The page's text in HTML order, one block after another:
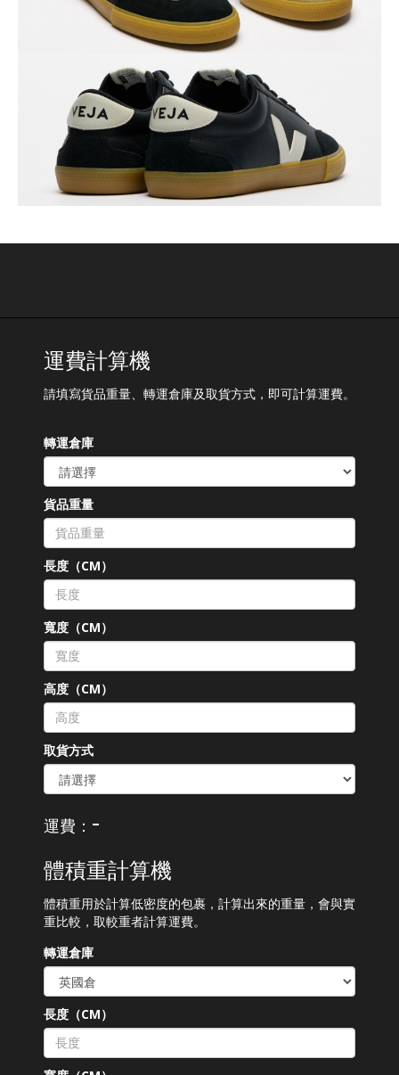
運費計算機
請填寫貨品重量、轉運倉庫及取貨方式，即可計算運費。
轉運倉庫
貨品重量
長度（CM）
寬度（CM）
高度（CM）
取貨方式
運費： -
體積重計算機
體積重用於計算低密度的包裹，計算出來的重量，會與實
重比較，取較重者計算運費。
轉運倉庫
長度（CM）